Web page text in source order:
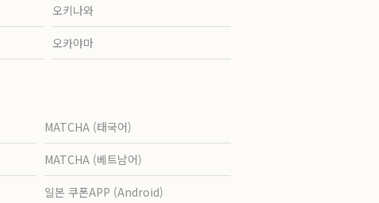
오키나와
오카야마
MATCHA (태국어)
MATCHA (베트남어)
일본 쿠폰APP (Android)